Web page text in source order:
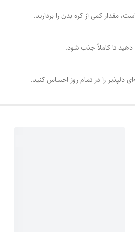
مقدار کمی از کره بدن را بردارید.
دهید تا کاملاً جذب شود.
دلپذیر را در تمام روز احساس کنید.